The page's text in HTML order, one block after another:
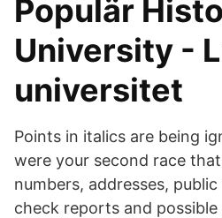
Populär
University -
universitet
Points in italics are being
were your second race
numbers, addresses,
check reports and